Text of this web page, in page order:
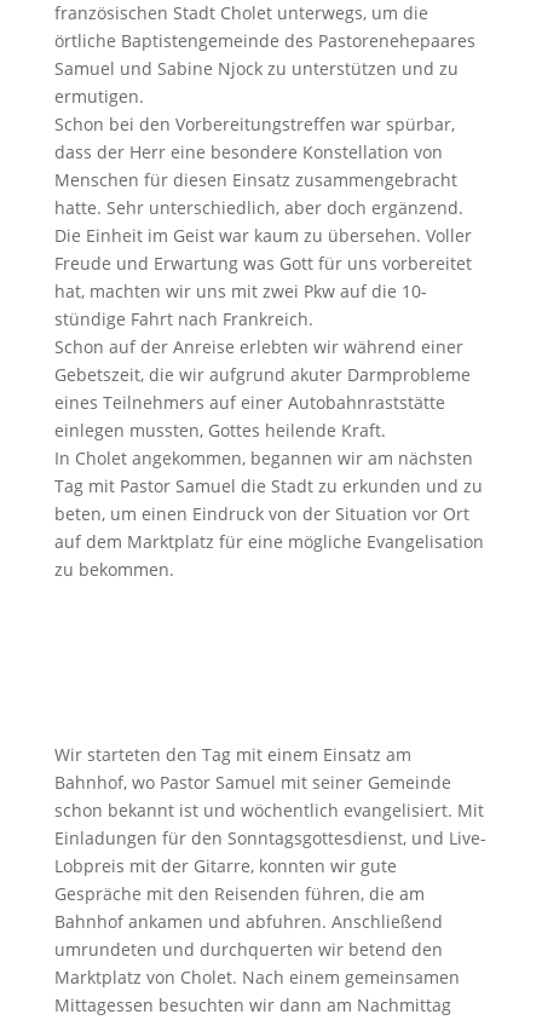
französischen Stadt Cholet unterwegs, um die
örtliche Baptistengemeinde des Pastorenehepaares
Samuel und Sabine Njock zu unterstützen und zu
ermutigen.
Schon bei den Vorbereitungstreffen war spürbar,
dass der Herr eine besondere Konstellation von
Menschen für diesen Einsatz zusammengebracht
hatte. Sehr unterschiedlich, aber doch ergänzend.
Die Einheit im Geist war kaum zu übersehen. Voller
Freude und Erwartung was Gott für uns vorbereitet
hat, machten wir uns mit zwei Pkw auf die 10-
stündige Fahrt nach Frankreich.
Schon auf der Anreise erlebten wir während einer
Gebetszeit, die wir aufgrund akuter Darmprobleme
eines Teilnehmers auf einer Autobahnraststätte
einlegen mussten, Gottes heilende Kraft.
In Cholet angekommen, begannen wir am nächsten
Tag mit Pastor Samuel die Stadt zu erkunden und zu
beten, um einen Eindruck von der Situation vor Ort
auf dem Marktplatz für eine mögliche Evangelisation
zu bekommen.
Wir starteten den Tag mit einem Einsatz am
Bahnhof, wo Pastor Samuel mit seiner Gemeinde
schon bekannt ist und wöchentlich evangelisiert. Mit
Einladungen für den Sonntagsgottesdienst, und Live-
Lobpreis mit der Gitarre, konnten wir gute
Gespräche mit den Reisenden führen, die am
Bahnhof ankamen und abfuhren. Anschließend
umrundeten und durchquerten wir betend den
Marktplatz von Cholet. Nach einem gemeinsamen
Mittagessen besuchten wir dann am Nachmittag